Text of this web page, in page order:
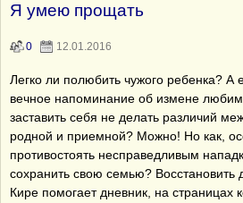
Я умею прощать
0 12.01.2016
Легко ли полюбить чужого ребенка? А
вечное напоминание об измене
заставить себя не делать различий
родной и приемной? Можно! Но как,
противостоять несправедливым
сохранить свою семью? Восстановить
Кире помогает дневник, на страницах